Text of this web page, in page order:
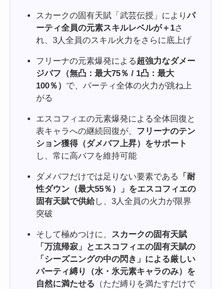
スカークの固有天賦「武芸伝授」によりパ
ーティ全員の元素スキルレベルが＋1さ
れ、3人全員のスキル火力をさらに底上げ
フリーナの元素爆発による超強力なダメー
ジバフ（無凸：最大75％ / 1凸：最大
100％） で、パーティ全体の火力が跳ね上
がる
エスコフィエの元素爆発による全体回復と
表キャラへの継続回復が、 フリーナのテン
ション獲得（ダメバフ上昇）をサポート
し、常に高バフを維持可能
ダメバフだけでは足りない要素である
「耐
性ダウン（最大55％）」をエスコフィエの
固有天賦で供給し、3人全員の火力が限界
突破
そして極めつけに、 スカークの固有天賦
「万流帰寂」とエスコフィエの固有天賦の
「シーズニングの中の閃き」による厳しい
パーティ縛り（水・氷元素キャラのみ）を
自然に満たせる （ただ縛りを満たすだけで